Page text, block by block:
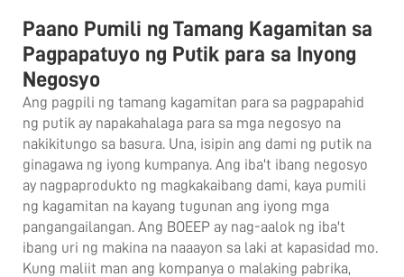
Paano Pumili ng Tamang Kagamitan sa
Pagpapatuyo ng Putik para sa Inyong
Negosyo
Ang pagpili ng tamang kagamitan para sa pagpapahid
ng putik ay napakahalaga para sa mga negosyo na
nakikitungo sa basura. Una, isipin ang dami ng putik na
ginagawa ng iyong kumpanya. Ang iba't ibang negosyo
ay nagpaprodukto ng magkakaibang dami, kaya pumili
ng kagamitan na kayang tugunan ang iyong mga
pangangailangan. Ang BOEEP ay nag-aalok ng iba't
ibang uri ng makina na naaayon sa laki at kapasidad mo.
Kung maliit man ang kompanya o malaking pabrika,